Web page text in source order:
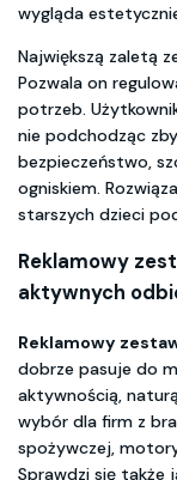
wygląda
Największą zaletą
Pozwala on
potrzeb.
nie podchodząc
bezpieczeństwo,
ogniskiem.
starszych dzieci
Reklamowy
aktywnych
Reklamowy
dobrze pasuje do
aktywnością,
wybór dla firm z
spożywczej,
Sprawdzi się także